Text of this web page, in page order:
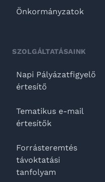
Önkormányzatok
SZOLGÁLTATÁSAINK
Napi Pályázatfigyelő
értesítő
Tematikus e-mail
értesítők
Forrásteremtés
távoktatási
tanfolyam